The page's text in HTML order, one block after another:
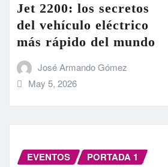
Jet 2200: los secretos
del vehículo eléctrico
más rápido del mundo
José Armando Gómez
May 5, 2026
EVENTOS PORTADA 1